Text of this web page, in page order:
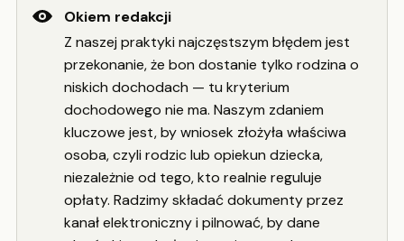
Okiem redakcji
Z naszej praktyki najczęstszym błędem jest
przekonanie, że bon dostanie tylko rodzina o
niskich dochodach — tu kryterium
dochodowego nie ma. Naszym zdaniem
kluczowe jest, by wniosek złożyła właściwa
osoba, czyli rodzic lub opiekun dziecka,
niezależnie od tego, kto realnie reguluje
opłaty. Radzimy składać dokumenty przez
kanał elektroniczny i pilnować, by dane